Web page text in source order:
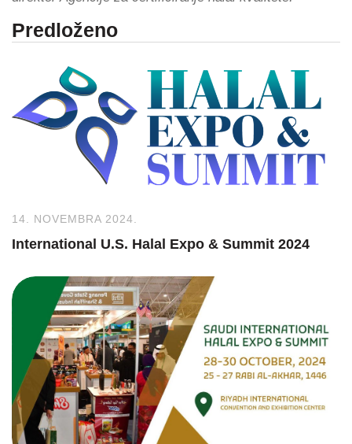
Predloženo
14. NOVEMBRA 2024.
International U.S. Halal Expo & Summit 2024